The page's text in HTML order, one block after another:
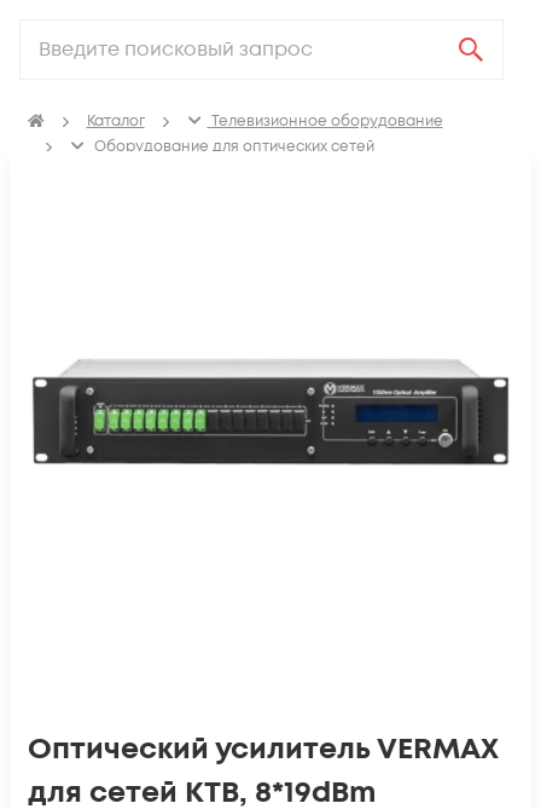
Каталог
Телевизионное оборудование
Оборудование для оптических сетей
Оптический усилитель VERMAX
для сетей КТВ, 8*19dBm